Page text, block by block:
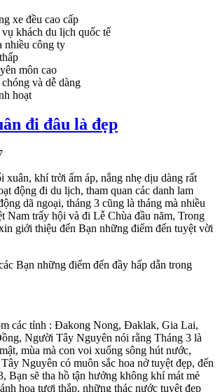
xe đều cao cấp
khách du lịch quốc tế
nhiều công ty
môn cao
và dễ dàng
hoạt
đi đâu là đẹp
xuân, khí trời ấm áp, nắng nhẹ dịu dàng rất
động đi du lịch, tham quan các danh lam
dã ngoại, tháng 3 cũng là tháng mà nhiều
Nam trẩy hội và đi Lễ Chùa đầu năm, Trong
giới thiệu đến Bạn những điểm đến tuyệt vời
Bạn những điểm đến đầy hấp dẫn trong
các tỉnh : Đakong Nong, Đaklak, Gia Lai,
Người Tây Nguyên nói rằng Tháng 3 là
mùa mà con voi xuống sông hút nước,
Nguyên có muôn sắc hoa nở tuyệt đẹp, đến
Bạn sẽ tha hồ tận hưởng không khí mát mẻ
hoa tươi thắp, những thác nước tuyệt đẹp